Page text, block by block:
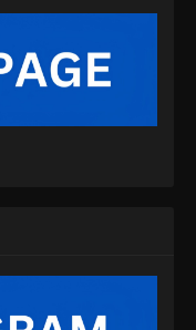
15, 2024
Episode 397
Episode 399